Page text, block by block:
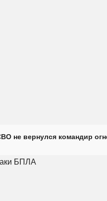
не вернулся командир